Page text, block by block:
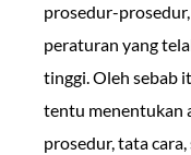
prosedur-
peraturan yang
tinggi. Oleh sebab
tentu menentukan
prosedur, tata